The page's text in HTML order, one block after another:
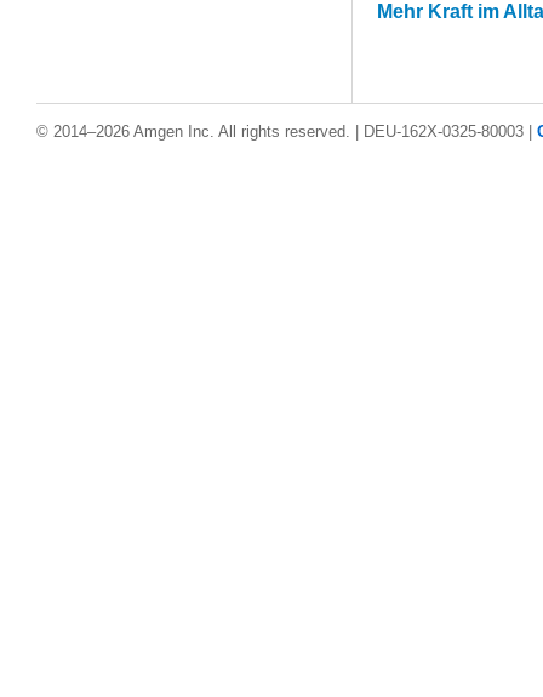
Mehr Kraft im
© 2014–2026 Amgen Inc. All rights reserved. | DEU-162X-0325-80003 |